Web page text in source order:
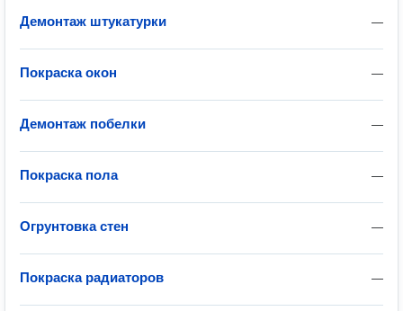
—
Демонтаж штукатурки
—
Покраска окон
—
Демонтаж побелки
—
Покраска пола
—
Огрунтовка стен
—
Покраска радиаторов